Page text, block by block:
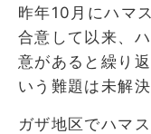
昨年10月にハマ
合意して以来、
意があると繰り
いう難題は未解決
ガザ地区でハマ